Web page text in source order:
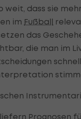
weit, dass sie
im Fußball
das
die man im
Prognosen